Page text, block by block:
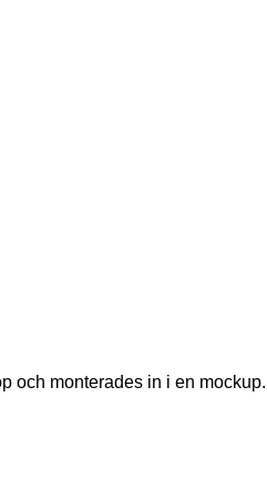
och monterades in i en mockup.